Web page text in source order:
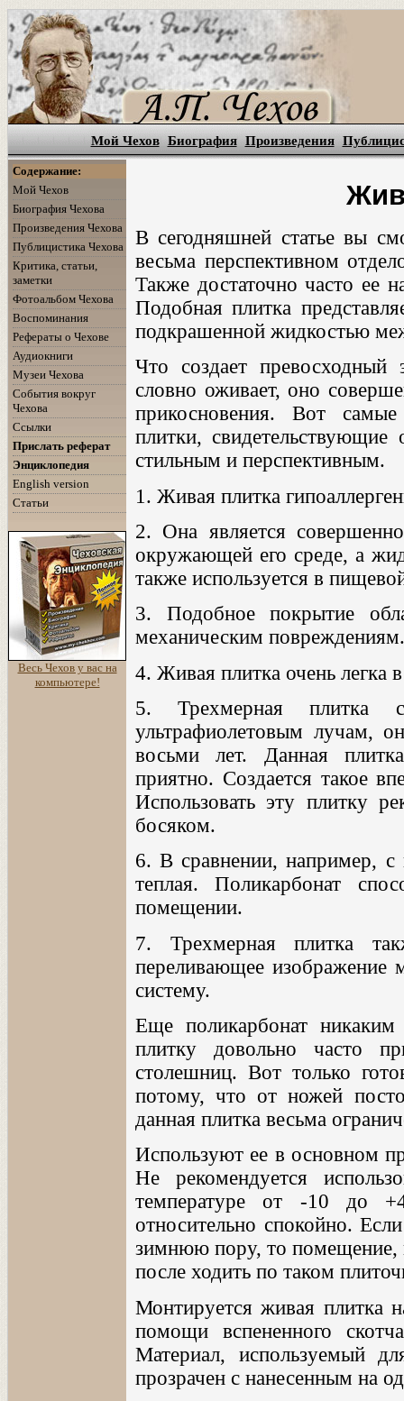
Мой Чехов Биография Произведения
Содержание:
Мой Чехов
Биография Чехова
Произведения Чехова
Публицистика Чехова
Критика, статьи,
заметки
Фотоальбом Чехова
Воспоминания
Рефераты о Чехове
Аудиокниги
Музеи Чехова
События вокруг
Чехова
Ссылки
Прислать реферат
Энциклопедия
English version
Статьи
Весь Чехов у вас на
компьютере!
В сегодняшней статье вы
весьма перспективном
Также достаточно часто ее
Подобная плитка
подкрашенной жидкостью
Что создает
словно оживает, оно
прикосновения. Вот
плитки,
стильным и перспективным.
1. Живая плитка
2. Она является
окружающей его среде, а
также используется в
3. Подобное покрытие
механическим повреждениям.
4. Живая плитка очень легка
5. Трехмерная плитка
ультрафиолетовым лучам,
восьми лет. Данная
приятно. Создается такое
Использовать эту плитку
босяком.
6. В сравнении, например, с
теплая. Поликарбонат
помещении.
7. Трехмерная плитка
переливающее изображение
систему.
Еще поликарбонат
плитку довольно часто
столешниц. Вот только
потому, что от ножей
данная плитка весьма
Используют ее в основном
Не рекомендуется
температуре от -10 до
относительно спокойно.
зимнюю пору, то помещение,
после ходить по таком
Монтируется живая плитка
помощи вспененного
Материал, используемый
прозрачен с нанесенным на